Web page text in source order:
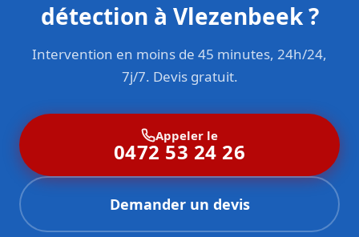
détection à Vlezenbeek ?
Intervention en moins de 45 minutes, 24h/24,
7j/7. Devis gratuit.
Appeler le
0472 53 24 26
Demander un devis